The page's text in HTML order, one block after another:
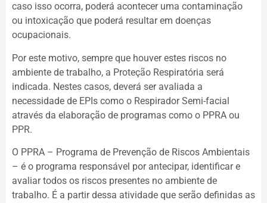
caso isso ocorra, poderá acontecer uma contaminação
ou intoxicação que poderá resultar em doenças
ocupacionais.
Por este motivo, sempre que houver estes riscos no
ambiente de trabalho, a Proteção Respiratória será
indicada. Nestes casos, deverá ser avaliada a
necessidade de EPIs como o Respirador Semi-facial
através da elaboração de programas como o PPRA ou
PPR.
O PPRA – Programa de Prevenção de Riscos Ambientais
– é o programa responsável por antecipar, identificar e
avaliar todos os riscos presentes no ambiente de
trabalho. É a partir dessa atividade que serão definidas as